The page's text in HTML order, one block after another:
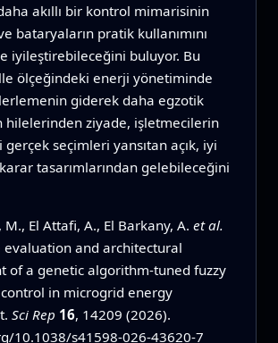
akıllı bir kontrol mimarisinin
bataryaların pratik kullanımını
iyileştirebileceğini buluyor. Bu
ölçeğindeki enerji yönetiminde
giderek daha egzotik
hilelerinden ziyade, işletmecilerin
seçimleri yansıtan açık, iyi
tasarımlarından gelebileceğini
El Attafi, A., El Barkany, A. et al.
evaluation and architectural
of a genetic algorithm-tuned fuzzy
in microgrid energy
Sci Rep 16, 14209 (2026).
10.1038/s41598-026-43620-7